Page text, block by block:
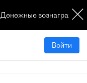
Денежные
Войти